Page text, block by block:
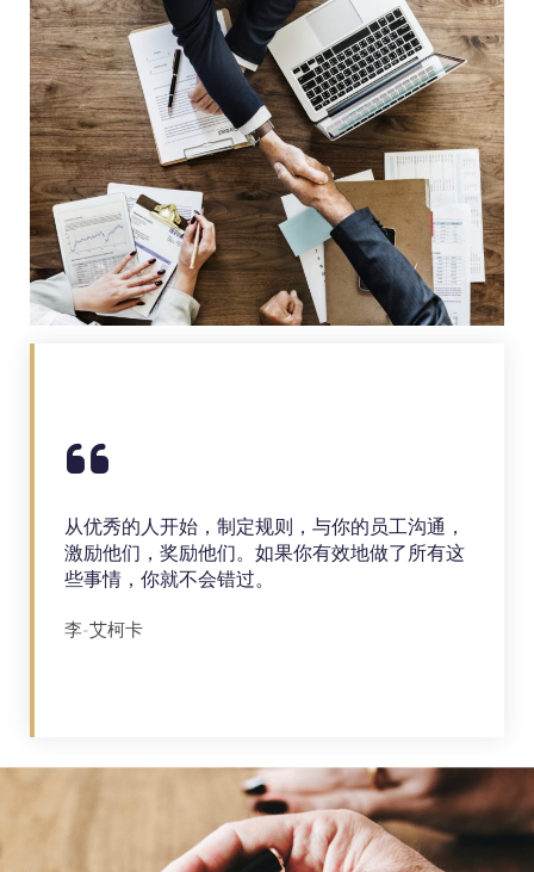
从优秀的人开始，制定规则，与你的员工沟通，
激励他们，奖励他们。如果你有效地做了所有这
些事情，你就不会错过。
李-艾柯卡